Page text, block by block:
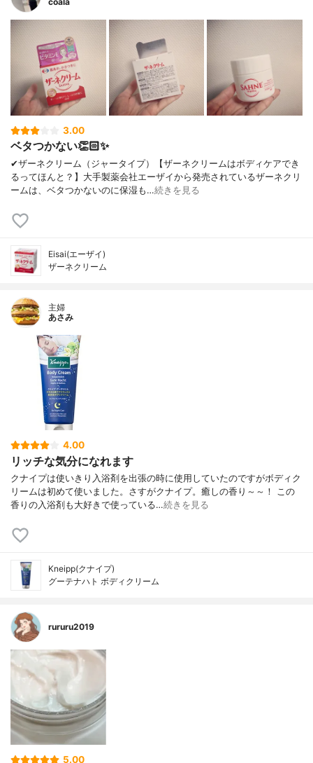
3.00
ベタつかない👏🏻✨
✔︎ザーネクリーム（ジャータイプ）【ザーネクリームはボディケアでき
るってほんと？】大手製薬会社エーザイから発売されているザーネクリ
ームは、ベタつかないのに保湿も…続きを見る
Eisai(エーザイ)
ザーネクリーム
主婦
あさみ
4.00
リッチな気分になれます
クナイプは使いきり入浴剤を出張の時に使用していたのですがボディク
リームは初めて使いました。さすがクナイプ。癒しの香り～～！ この
香りの入浴剤も大好きで使っている…続きを見る
Kneipp(クナイプ)
グーテナハト ボディクリーム
rururu2019
5.00